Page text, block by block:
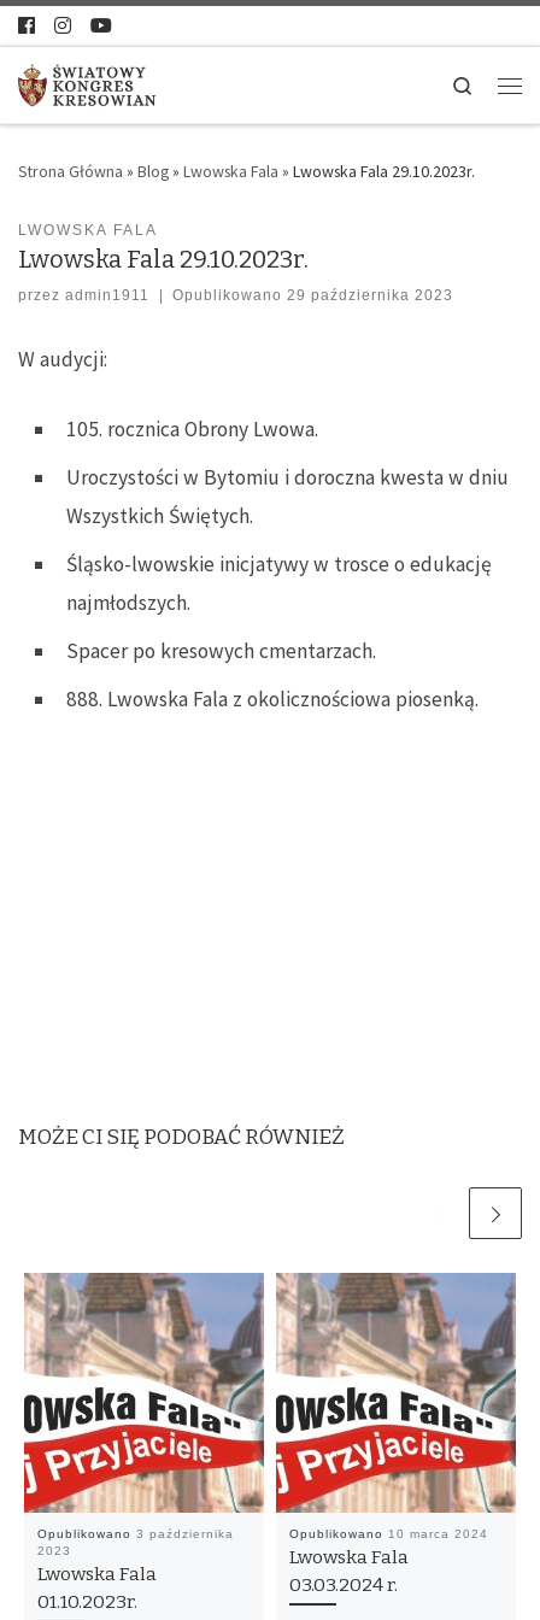
Search
Strona Główna » Blog» Lwowska Fala » Lwowska Fala 29.10.2023r.
LWOWSKA FALA
Lwowska Fala 29.10.2023r.
przez admin1911 Opublikowano29 października 2023
W audycji:
105. rocznica Obrony Lwowa.
Uroczystości w Bytomiu i doroczna kwesta w dniu
Wszystkich Świętych.
Śląsko-lwowskie inicjatywy w trosce o edukację
najmłodszych.
Spacer po kresowych cmentarzach.
888. Lwowska Fala z okolicznościowa piosenką.
MOŻE CI SIĘ PODOBAĆ RÓWNIEŻ
Opublikowano3 października
2023
Lwowska Fala
01.10.2023r.
Opublikowano 10 marca 2024
Lwowska Fala
03.03.2024 r.